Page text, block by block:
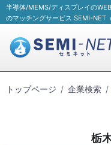
半導体/MEMS/ディスプレイの
のマッチングサービス SEMI-NET
トップページ 企業検索
栃